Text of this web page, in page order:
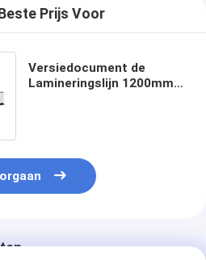
Prijs Voor
Versiedocument de
Lamineringslijn 1200mm